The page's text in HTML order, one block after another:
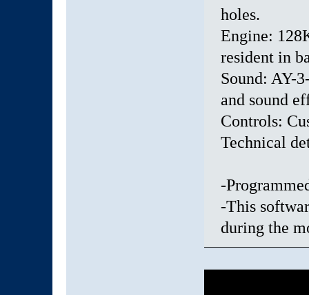
holes.
Engine:
resident in
Sound: AY-
and sound
Controls:
Technical
-
-This
during the